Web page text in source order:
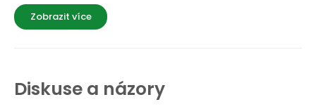
Zobrazit více
Diskuse a názory